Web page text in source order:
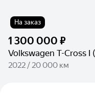
На заказ
1 300 000 ₽
Volkswagen T-Cross I
2022 / 20 000 км